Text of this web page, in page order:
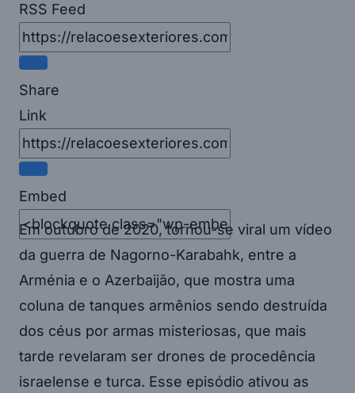
RSS Feed
Share
Link
Embed
Em outubro de 2020, tornou-se viral um vídeo
da guerra de Nagorno-Karabahk, entre a
Arménia e o Azerbaijão, que mostra uma
coluna de tanques armênios sendo destruída
dos céus por armas misteriosas, que mais
tarde revelaram ser drones de procedência
israelense e turca. Esse episódio ativou as